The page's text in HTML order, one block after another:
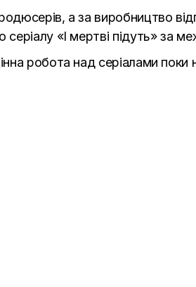
а за виробництво
серіалу «І мертві підуть» за
робота над серіалами поки